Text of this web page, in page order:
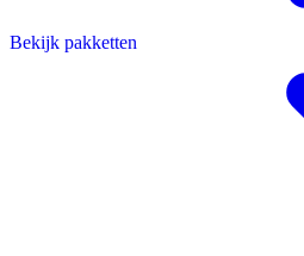
Bekijk pakketten